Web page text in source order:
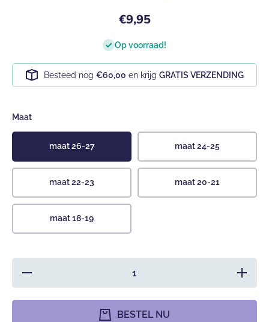
€9,95
Op voorraad!
Besteed nog €60,00 en krijg GRATIS VERZENDING
Maat
maat 26-27 maat 24-25
maat 22-23 maat 20-21
maat 18-19
Hoeveelheid
voor Anti-
Verhoog
voor
BESTEL NU